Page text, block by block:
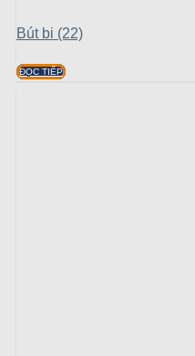
Bút bi (22)
ĐỌC TIẾP